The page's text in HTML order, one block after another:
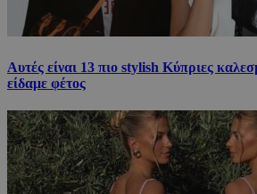
Αυτές είναι 13 πιο stylish Κύπριες
είδαμε φέτος